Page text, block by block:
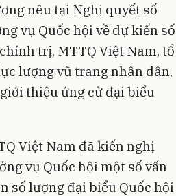
nêu tại Nghị quyết số
vụ Quốc hội về dự kiến số
trị, MTTQ Việt Nam, tổ
lượng vũ trang nhân dân,
thiệu ứng cử đại biểu
Việt Nam đã kiến nghị
vụ Quốc hội một số vấn
số lượng đại biểu Quốc hội